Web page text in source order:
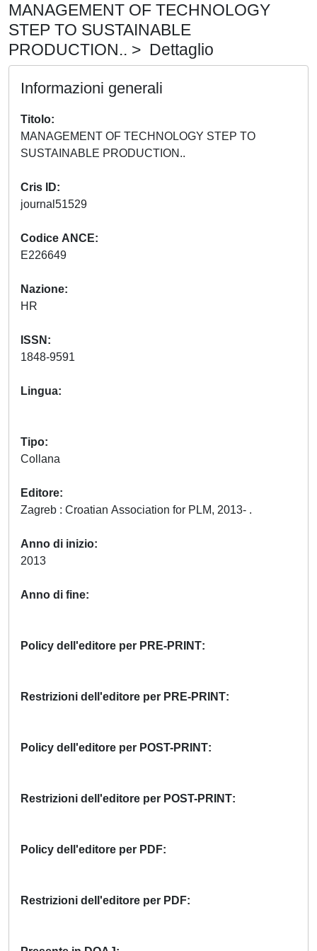
MANAGEMENT OF TECHNOLOGY
STEP TO SUSTAINABLE
PRODUCTION.. > Dettaglio
Informazioni generali
Titolo
MANAGEMENT OF TECHNOLOGY STEP TO
Cris ID
Codice ANCE
Nazione
ISSN
Lingua
Tipo
Collana
Editore
Anno di inizio
Anno di fine
Policy dell'editore per PRE-PRINT
Restrizioni dell'editore per PRE-PRINT
Policy dell'editore per POST-PRINT
Restrizioni dell'editore per POST-PRINT
Policy dell'editore per PDF
Restrizioni dell'editore per PDF